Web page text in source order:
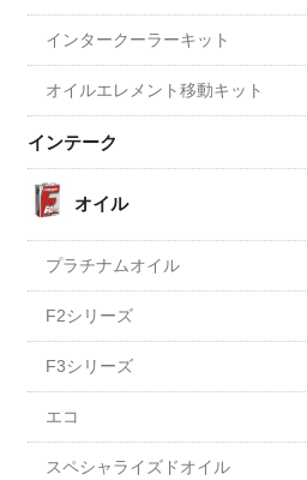
インタークーラーキット
オイルエレメント移動キット
インテーク
オイル
プラチナムオイル
F2シリーズ
F3シリーズ
エコ
スペシャライズドオイル